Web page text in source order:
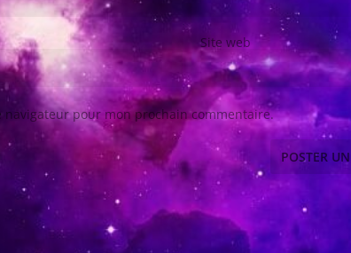
Site web
pour mon prochain commentaire.